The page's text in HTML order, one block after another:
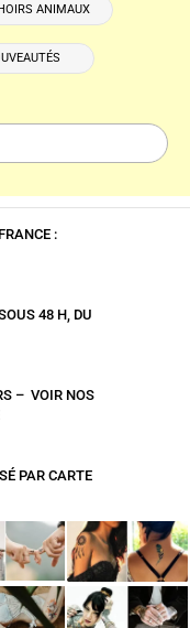
ANIMAUX
:
48 H, DU
– VOIR NOS
PAR CARTE